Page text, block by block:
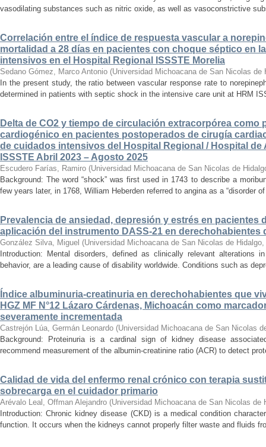
vasodilating substances such as nitric oxide, as well as vasoconstrictive
Correlación entre el índice de respuesta vascular a
mortalidad a 28 días en pacientes con choque séptico en
intensivos en el Hospital Regional ISSSTE Morelia
Sedano Gómez, Marco Antonio (Universidad Michoacana de San Nicolas de
In the present study, the ratio between vascular response rate to
determined in patients with septic shock in the intensive care unit at HRM
Delta de CO2 y tiempo de circulación extracorpórea como
cardiogénico en pacientes postoperados de cirugía
de cuidados intensivos del Hospital Regional / Hospital de
ISSSTE Abril 2023 – Agosto 2025
Escudero Farías, Ramiro (Universidad Michoacana de San Nicolas de
Background: The word “shock” was first used in 1743 to describe a
few years later, in 1768, William Heberden referred to angina as a “disorder
Prevalencia de ansiedad, depresión y estrés en pacientes
aplicación del instrumento DASS-21 en derechohabientes
González Silva, Miguel (Universidad Michoacana de San Nicolas de Hidalgo,
Introduction: Mental disorders, defined as clinically relevant alterations
behavior, are a leading cause of disability worldwide. Conditions such as
Índice albuminuria-creatinuria en derechohabientes que
HGZ MF N°12 Lázaro Cárdenas, Michoacán como
severamente incrementada
Castrejón Lúa, Germán Leonardo (Universidad Michoacana de San Nicolas
Background: Proteinuria is a cardinal sign of kidney disease
recommend measurement of the albumin-creatinine ratio (ACR) to detect
Calidad de vida del enfermo renal crónico con terapia
sobrecarga en el cuidador primario
Arévalo Leal, Offman Alejandro (Universidad Michoacana de San Nicolas de
Introduction: Chronic kidney disease (CKD) is a medical condition
function. It occurs when the kidneys cannot properly filter waste and fluids